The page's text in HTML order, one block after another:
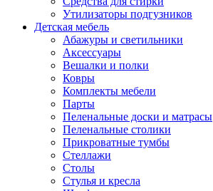
Утилизаторы подгузников
Детская мебель
Абажуры и светильники
Аксессуары
Вешалки и полки
Ковры
Комплекты мебели
Парты
Пеленальные доски и матрасы
Пеленальные столики
Прикроватные тумбы
Стеллажи
Столы
Стулья и кресла